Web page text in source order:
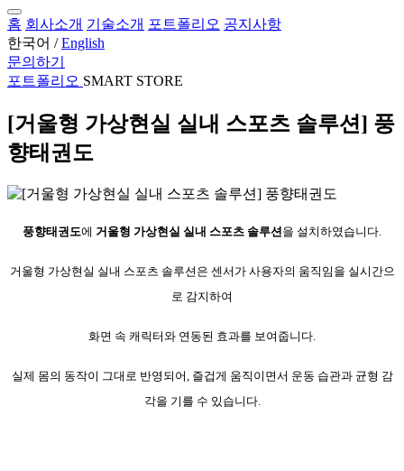
홈 회사소개 기술소개 포트폴리오 공지사항
한국어 / English
문의하기
포트폴리오 SMART STORE
[거울형 가상현실 실내 스포츠 솔루션] 풍
향태권도
풍향태권도에 거울형 가상현실 실내 스포츠 솔루션 을 설치하였습니다.
거울형 가상현실 실내 스포츠 솔루션은 센서가 사용자의 움직임을 실시간으
로 감지하여
화면 속 캐릭터와 연동된 효과를 보여줍니다.
실제 몸의 동작이 그대로 반영되어, 즐겁게 움직이면서 운동 습관과 균형 감
각을 기를 수 있습니다.